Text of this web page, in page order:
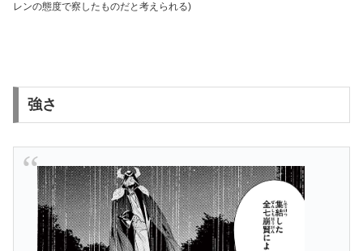
レンの態度で察したものだと考えられる)
強さ